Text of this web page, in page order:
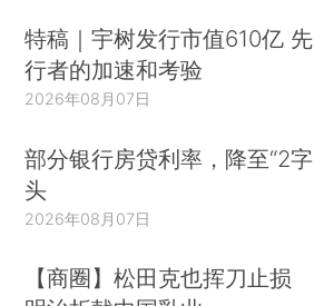
特稿｜宇树发行市值610亿 先
行者的加速和考验
2026年08月07日
部分银行房贷利率，降至“2字
头
2026年08月07日
【商圈】松田克也挥刀止损